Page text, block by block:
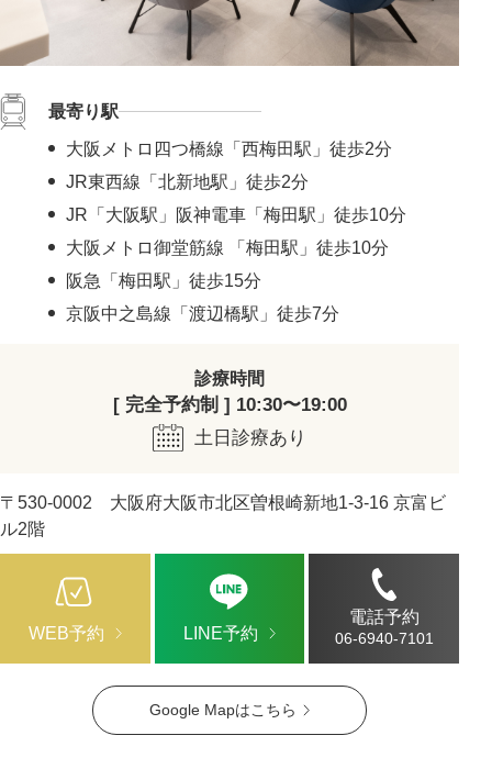
Google Mapはこちら
最寄り駅
大阪メトロ四つ橋線「西梅田駅」徒歩2分
JR東西線「北新地駅」徒歩2分
JR「大阪駅」阪神電車「梅田駅」徒歩10分
大阪メトロ御堂筋線 「梅田駅」徒歩10分
阪急「梅田駅」徒歩15分
京阪中之島線「渡辺橋駅」徒歩7分
診療時間
[ 完全予約制 ] 10:30〜19:00
土日診療あり
〒530-0002 大阪府大阪市北区曽根崎新地1-3-16 京富ビ
ル2階
WEB予約 LINE予約
電話予約
06-6940-7101